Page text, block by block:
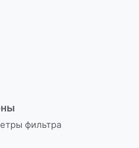
фильтра